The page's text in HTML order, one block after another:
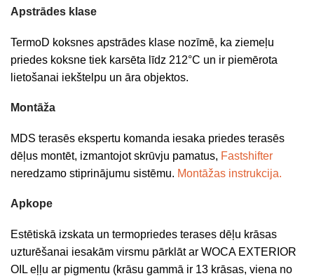
Apstrādes klase
TermoD koksnes apstrādes klase nozīmē, ka ziemeļu
priedes koksne tiek karsēta līdz 212°C un ir piemērota
lietošanai iekštelpu un āra objektos.
Montāža
MDS terasēs ekspertu komanda iesaka priedes terasēs
dēļus montēt, izmantojot skrūvju pamatus, Fastshifter
neredzamo stiprinājumu sistēmu. Montāžas instrukcija.
Apkope
Estētiskā izskata un termopriedes terases dēļu krāsas
uzturēšanai iesakām virsmu pārklāt ar WOCA EXTERIOR
OIL eļļu ar pigmentu (krāsu gammā ir 13 krāsas, viena no